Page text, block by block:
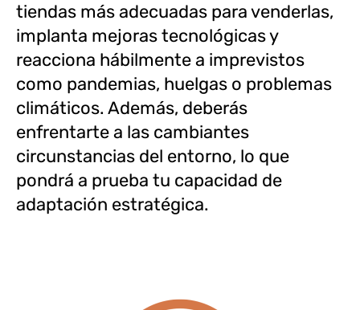
tiendas más adecuadas para venderlas,
implanta mejoras tecnológicas y
reacciona hábilmente a imprevistos
como pandemias, huelgas o problemas
climáticos. Además, deberás
enfrentarte a las cambiantes
circunstancias del entorno, lo que
pondrá a prueba tu capacidad de
adaptación estratégica.